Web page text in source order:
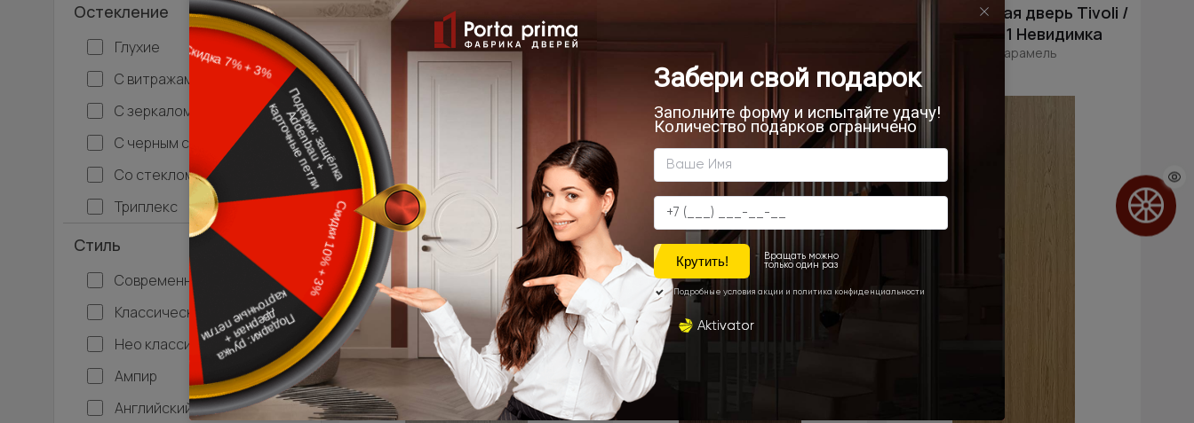
Остекление
Глухие
С витражами
С зеркалом
С черным стеклом
Со стеклом
Триплекс
Стиль
Современный
Классический
Нео классика
Ампир
Английский
Багетные
Барокко
Кантри
Крашенные
Лофт
Модерн
Под старину
Прованс
Скандинавский
Современная классика
Хай-тек
Межкомнатная дверь Tivoli /
Тиволи А-1 Невидимка
Серый дуб Дуб торонто
Межкомнатная дверь Tivoli /
Тиволи А-1 Невидимка
Дуб карамель